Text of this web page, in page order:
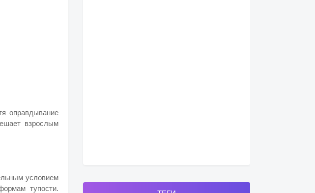
оправдывание
взрослым
условием
тупости.